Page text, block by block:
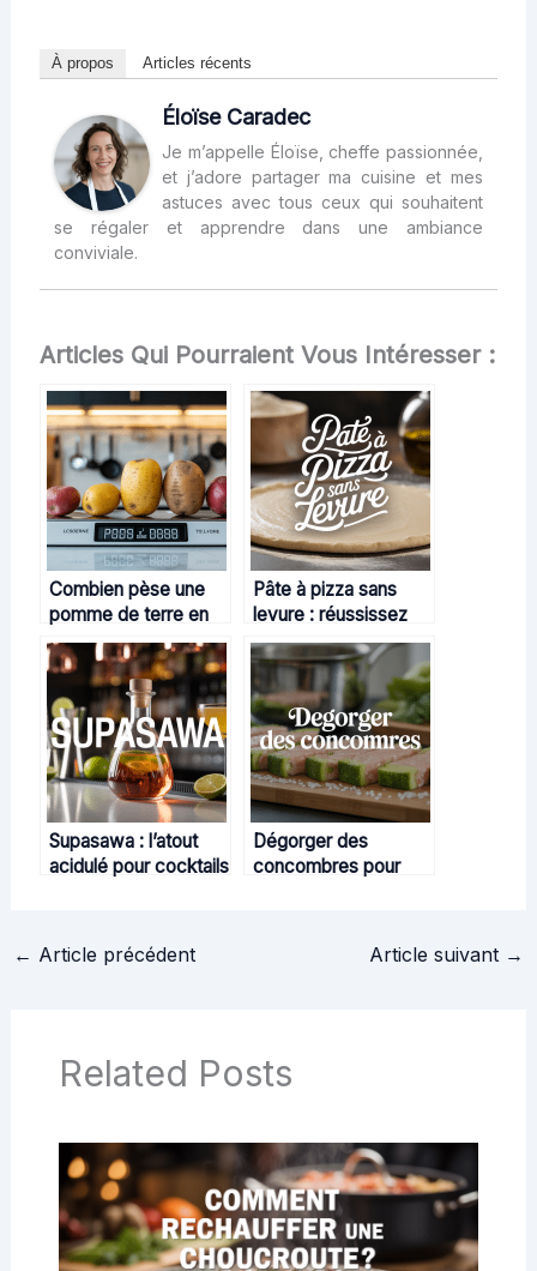
À propos Articles récents
Éloïse Caradec
Je m’appelle Éloïse, cheffe passionnée,
et j’adore partager ma cuisine et mes
astuces avec tous ceux qui souhaitent
se régaler et apprendre dans une ambiance
conviviale.
Articles Qui Pourraient Vous Intéresser :
Combien pèse une
pomme de terre en
cuisine et pourquoi
ce poids importe
Pâte à pizza sans
levure : réussissez
une pizza maison
rapide et savoureuse
Supasawa : l’atout
acidulé pour cocktails
Dégorger des
concombres pour
← Article précédent Article suivant →
Related Posts